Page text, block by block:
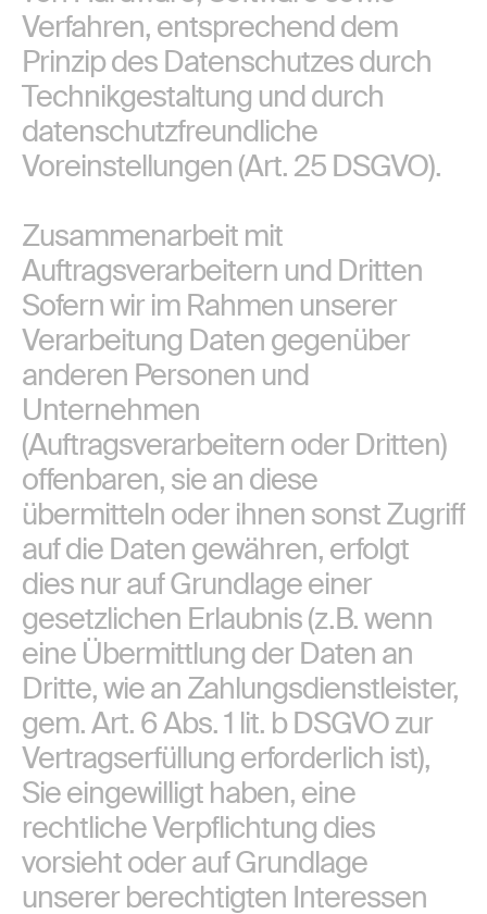
Verfahren, entsprechend dem
Prinzip des Datenschutzes durch
Technikgestaltung und durch
datenschutzfreundliche
Voreinstellungen (Art. 25 DSGVO).
Zusammenarbeit mit
Auftragsverarbeitern und Dritten
Sofern wir im Rahmen unserer
Verarbeitung Daten gegenüber
anderen Personen und
Unternehmen
(Auftragsverarbeitern oder Dritten)
offenbaren, sie an diese
übermitteln oder ihnen sonst Zugriff
auf die Daten gewähren, erfolgt
dies nur auf Grundlage einer
gesetzlichen Erlaubnis (z.B. wenn
eine Übermittlung der Daten an
Dritte, wie an Zahlungsdienstleister,
gem. Art. 6 Abs. 1 lit. b DSGVO zur
Vertragserfüllung erforderlich ist),
Sie eingewilligt haben, eine
rechtliche Verpflichtung dies
vorsieht oder auf Grundlage
unserer berechtigten Interessen